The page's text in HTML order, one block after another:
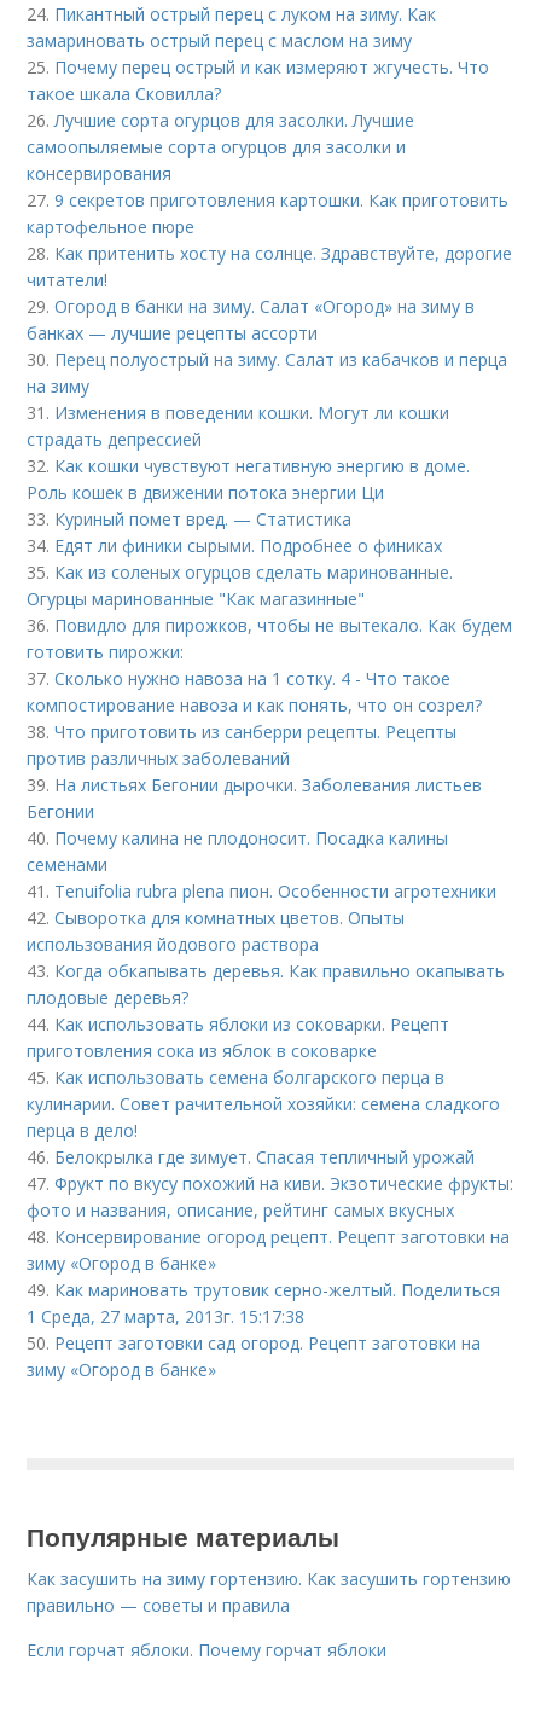
24. Пикантный острый перец с луком на зиму. Как
замариновать острый перец с маслом на зиму
25. Почему перец острый и как измеряют жгучесть. Что
такое шкала Сковилла?
26.Лучшие сорта огурцов для засолки. Лучшие
самоопыляемые сорта огурцов для засолки и
консервирования
27.9 секретов приготовления картошки. Как приготовить
картофельное пюре
28. Как притенить хосту на солнце. Здравствуйте, дорогие
читатели!
29.Огород в банки на зиму. Салат «Огород» на зиму в
банках — лучшие рецепты ассорти
30. Перец полуострый на зиму. Салат из кабачков и перца
на зиму
31. Изменения в поведении кошки. Могут ли кошки
страдать депрессией
32. Как кошки чувствуют негативную энергию в доме.
Роль кошек в движении потока энергии Ци
33. Куриный помет вред. — Статистика
34. Едят ли финики сырыми. Подробнее о финиках
35. Как из соленых огурцов сделать маринованные.
Огурцы маринованные "Как магазинные"
36. Повидло для пирожков, чтобы не вытекало. Как будем
готовить пирожки:
37.Сколько нужно навоза на 1 сотку. 4 - Что такое
компостирование навоза и как понять, что он созрел?
38.Что приготовить из санберри рецепты. Рецепты
против различных заболеваний
39. На листьях Бегонии дырочки. Заболевания листьев
Бегонии
40. Почему калина не плодоносит. Посадка калины
семенами
41. Tenuifolia rubra plena пион. Особенности агротехники
42.Сыворотка для комнатных цветов. Опыты
использования йодового раствора
43. Когда обкапывать деревья. Как правильно окапывать
плодовые деревья?
44. Как использовать яблоки из соковарки. Рецепт
приготовления сока из яблок в соковарке
45. Как использовать семена болгарского перца в
кулинарии. Совет рачительной хозяйки: семена сладкого
перца в дело!
46. Белокрылка где зимует. Спасая тепличный урожай
47.Фрукт по вкусу похожий на киви. Экзотические фрукты:
фото и названия, описание, рейтинг самых вкусных
48. Консервирование огород рецепт. Рецепт заготовки на
зиму «Огород в банке»
49. Как мариновать трутовик серно-желтый. Поделиться
1 Среда, 27 марта, 2013г. 15:17:38
50. Рецепт заготовки сад огород. Рецепт заготовки на
зиму «Огород в банке»
Популярные материалы
Как засушить на зиму гортензию. Как засушить гортензию
правильно — советы и правила
Если горчат яблоки. Почему горчат яблоки